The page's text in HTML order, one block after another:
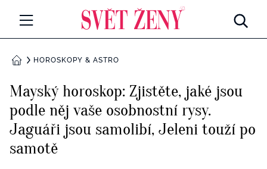
Všechny kategorie
Rozhovory
RETROHUBKY
PSYCHOLOGIE
DOMŮHOROSKOPY & ASTRO
Mayský horoskop: Zjistěte, jaké jsou
podle něj vaše osobnostní rysy.
Jaguáři jsou samolibí, Jeleni touží po
samotě